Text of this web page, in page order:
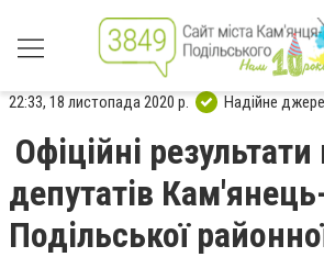
22:33, 18 листопада 2020 р. Надійне
Офіційні результати
депутатів
Подільської